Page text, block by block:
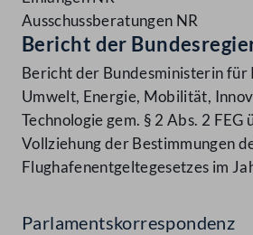
Ausschussberatungen NR
Bericht der
Bericht der Bundesministerin für
Umwelt, Energie, Mobilität,
Technologie gem. § 2 Abs. 2 FEG
Vollziehung der Bestimmungen
Flughafenentgeltegesetzes im
Parlamentskorrespondenz